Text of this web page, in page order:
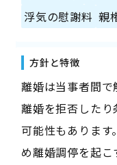
浮気の慰謝料 親
方針と特徴
離婚は当事者間
離婚を拒否した
可能性もありま
め離婚調停を起こ